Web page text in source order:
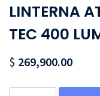
LINTERNA
TEC 400
$ 269,900.00